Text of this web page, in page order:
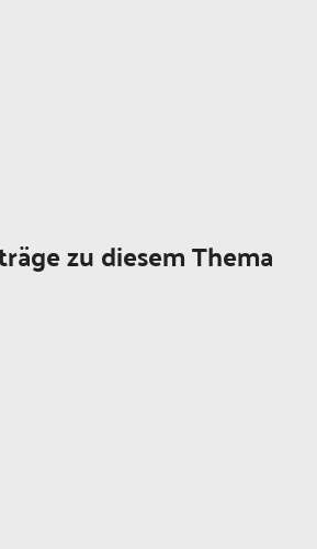
zu diesem Thema